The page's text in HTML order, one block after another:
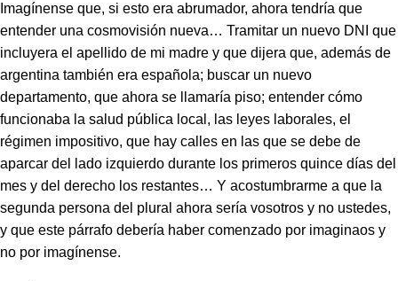
Imagínense que, si esto era abrumador, ahora tendría que
entender una cosmovisión nueva… Tramitar un nuevo DNI que
incluyera el apellido de mi madre y que dijera que, además de
argentina también era española; buscar un nuevo
departamento, que ahora se llamaría piso; entender cómo
funcionaba la salud pública local, las leyes laborales, el
régimen impositivo, que hay calles en las que se debe de
aparcar del lado izquierdo durante los primeros quince días del
mes y del derecho los restantes… Y acostumbrarme a que la
segunda persona del plural ahora sería vosotros y no ustedes,
y que este párrafo debería haber comenzado por imaginaos y
no por imagínense.